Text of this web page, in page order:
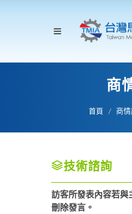
商
首頁 商
技術諮詢
訪客所發表內容若與
刪除發言。